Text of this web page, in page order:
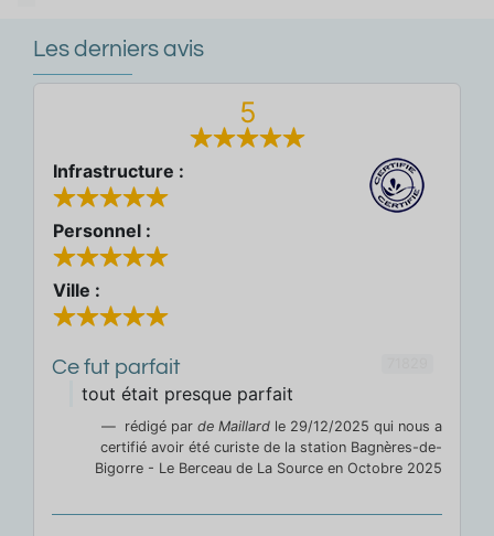
Les derniers avis
5
Infrastructure :
Personnel :
Ville :
Ce fut parfait
tout était presque parfait
rédigé par de Maillard le 29/12/2025 qui nous a
certifié avoir été curiste de la station Bagnères-de-
Bigorre - Le Berceau de La Source en Octobre 2025